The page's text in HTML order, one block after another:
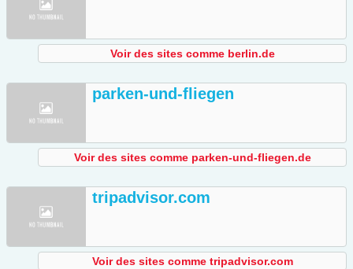
Voir des sites comme berlin.de
parken-und-fliegen
Voir des sites comme parken-und-fliegen.de
tripadvisor.com
Voir des sites comme tripadvisor.com